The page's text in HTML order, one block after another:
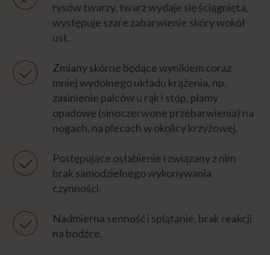
Napisz do nas
rysów twarzy, twarz wydaje się ściągnięta,
występuje szare zabarwienie skóry wokół
ust.
Zmiany skórne będące wynikiem coraz
mniej wydolnego układu krążenia, np.
zasinienie palców u rąk i stóp, plamy
opadowe (sinoczerwone przebarwienia) na
nogach, na plecach w okolicy krzyżowej.
Postępujące osłabienie i związany z nim
brak samodzielnego wykonywania
czynności.
Nadmierna senność i splątanie, brak reakcji
na bodźce.